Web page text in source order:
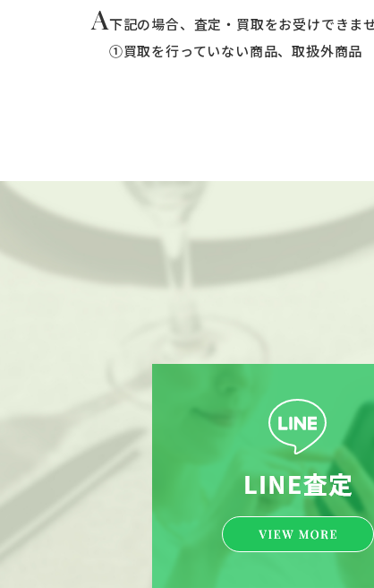
A下記の場合、査定・買取をお受けできませ
①買取を行っていない商品、取扱外商